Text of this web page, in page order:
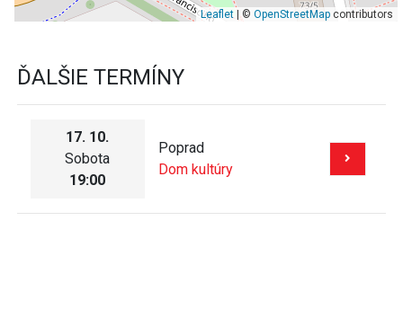
Leaflet| © OpenStreetMapcontributors
ĎALŠIE TERMÍNY
17. 10.
Sobota
19:00
Poprad
Dom kultúry